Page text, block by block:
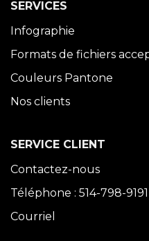
SERVICES
Infographie
Formats de fichiers
Couleurs Pantone
Nos clients
SERVICE CLIENT
Contactez-nous
Téléphone : 514-798-9191
Courriel